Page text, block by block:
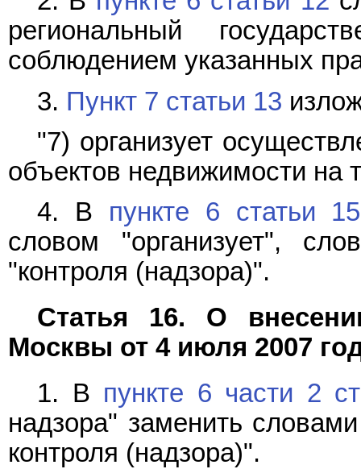
региональный
соблюдением указанных
3. Пункт 7 статьи 13
"7) организует
объектов недвижимости на
4. В пункте 6 статьи 15
словом "организует",
"контроля (надзора)".
Статья 16. О
Москвы от 4 июля 2007
1. В пункте 6 части 2
надзора" заменить словами
контроля (надзора)".